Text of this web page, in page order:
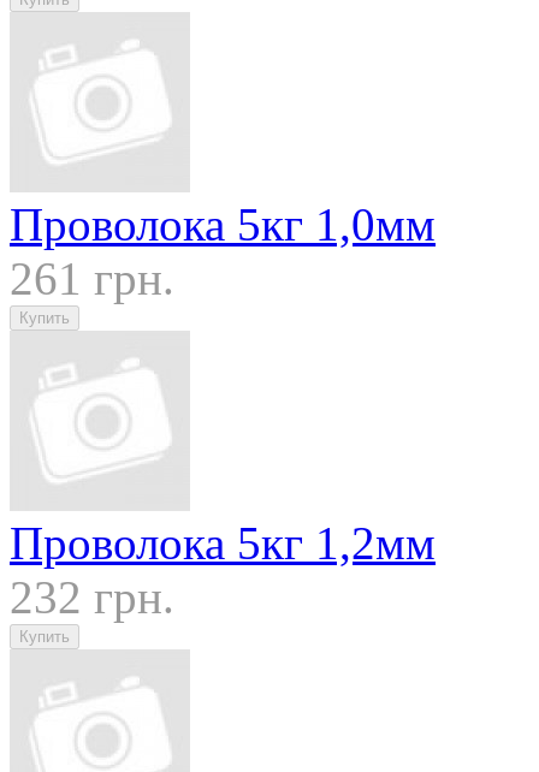
Проволока 5кг 1,0мм
261 грн.
Проволока 5кг 1,2мм
232 грн.